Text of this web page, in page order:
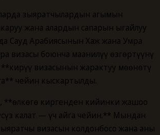
зыяратчылардын агымын
жана алардын сапарын ыңгайлуу
Сауд Арабиясынын Хаж жана Умра
визасы боюнча маанилүү өзгөртүүнү
визасынын жарактуу мөөнөтү
чейин кыскартылды.
**өлкөгө киргенден кийинки жашоо
калат — үч айга чейин.** Мындан
визасын колдонбосо жана аны